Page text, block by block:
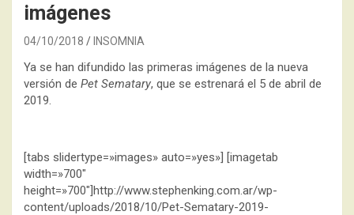
imágenes
04/10/2018 INSOMNIA
Ya se han difundido las primeras imágenes de la nueva
versión de Pet Sematary, que se estrenará el 5 de abril de
2019.
[tabs slidertype=»images» auto=»yes»] [imagetab
width=»700″
height=»700″]http://www.stephenking.com.ar/wp-
content/uploads/2018/10/Pet-Sematary-2019-